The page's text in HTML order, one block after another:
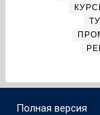
Полная версия